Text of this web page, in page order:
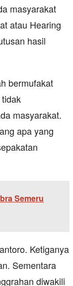
masyarakat
atau Hearing
hasil
bermufakat
masyarakat.
apa yang
Semeru
Ketiganya
Sementara
diwakili